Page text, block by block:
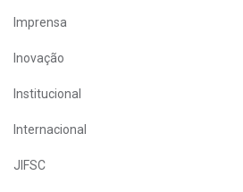
Imprensa
Inovação
Institucional
Internacional
JIFSC